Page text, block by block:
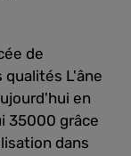
de
qualités L'âne
en
35000 grâce
dans